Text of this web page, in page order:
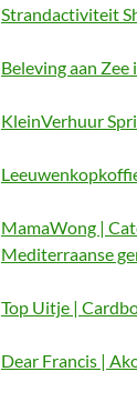
Strandactiviteit
Beleving aan
KleinVerhuur
MamaWong |
Mediterraanse
Top Uitje |
Dear Francis |